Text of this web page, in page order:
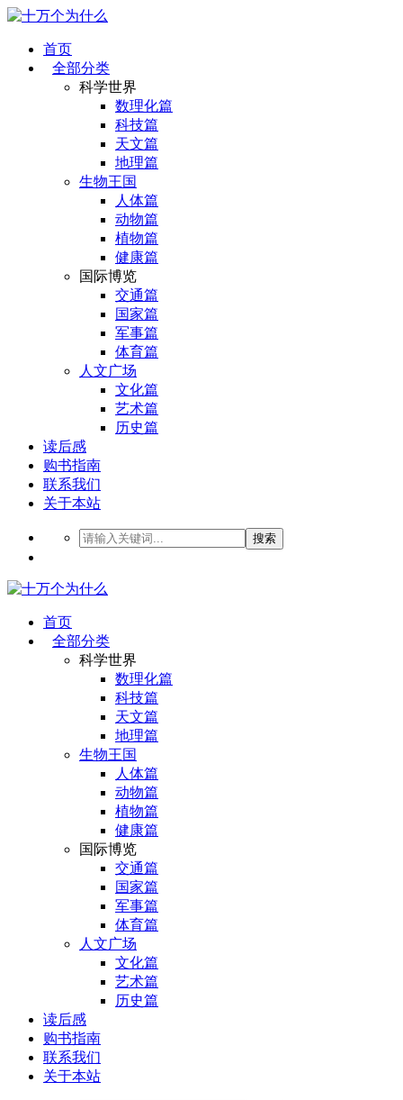
首页
全部分类
科学世界
数理化篇
科技篇
天文篇
地理篇
生物王国
人体篇
动物篇
植物篇
健康篇
国际博览
交通篇
国家篇
军事篇
体育篇
人文广场
文化篇
艺术篇
历史篇
读后感
购书指南
联系我们
关于本站
搜索
首页
全部分类
科学世界
数理化篇
科技篇
天文篇
地理篇
生物王国
人体篇
动物篇
植物篇
健康篇
国际博览
交通篇
国家篇
军事篇
体育篇
人文广场
文化篇
艺术篇
历史篇
读后感
购书指南
联系我们
关于本站